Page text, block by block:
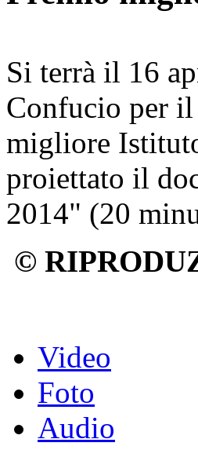
Si terrà il 16
Confucio per
migliore
proiettato il
2014" (20
©
Video
Foto
Audio